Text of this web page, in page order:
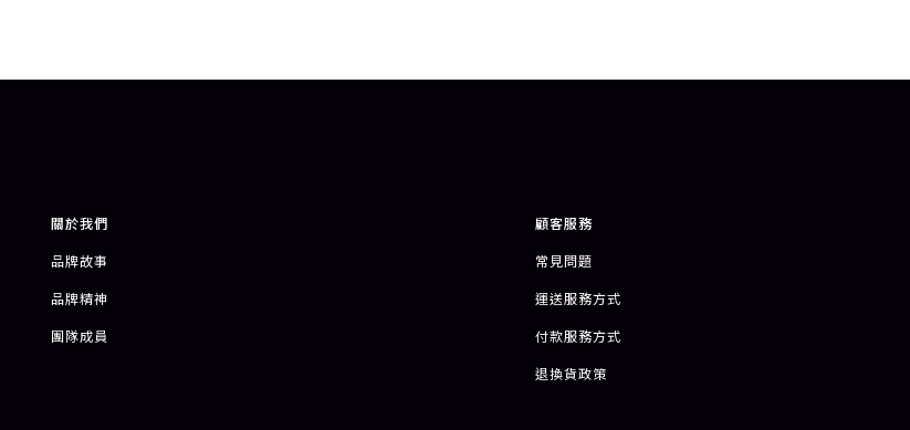
關於我們
品牌故事
品牌精神
團隊成員
顧客服務
常見問題
運送服務方式
付款服務方式
退換貨政策